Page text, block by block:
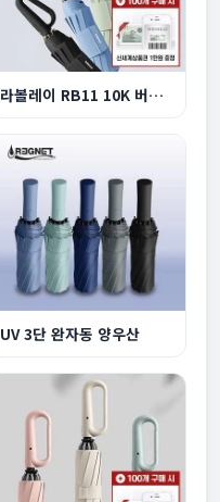
라볼레이 RB11 10K 버클형 3단 자동 양우산
UV 3단 완자동 양우산